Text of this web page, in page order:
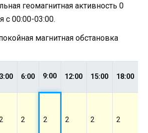
геомагнитная активность 0
с 00:00-03:00.
магнитная обстановка
3:00 6:00 9:00 12:00 15:00 18:00
2 2 2 2 2